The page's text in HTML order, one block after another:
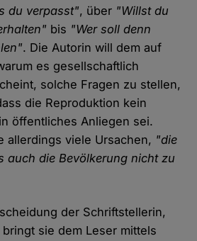
du verpasst", über "Willst du
bis "Wer soll denn
. Die Autorin will dem auf
es gesellschaftlich
solche Fragen zu stellen,
die Reproduktion kein
öffentliches Anliegen sei.
allerdings viele Ursachen, "die
auch die Bevölkerung nicht zu
der Schriftstellerin,
sie dem Leser mittels